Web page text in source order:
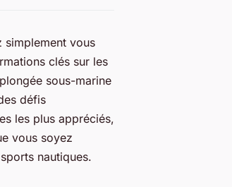
simplement vous
clés sur les
sous-marine
défis
les plus appréciés,
vous soyez
nautiques.